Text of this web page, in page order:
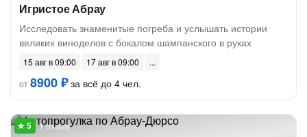
Игристое Абрау
Исследовать знаменитые погреба и услышать истории
великих виноделов с бокалом шампанского в руках
15 авг в 09:00
17 авг в 09:00
от8900 ₽за всё до 4 чел.
1 отзыв